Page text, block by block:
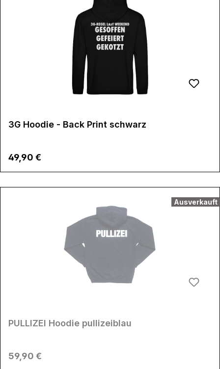
3G Hoodie - Back Print schwarz
Regulärer Preis:
49,90 €
Ausverkauft
PULLIZEI Hoodie pullizeiblau
Regulärer Preis:
59,90 €